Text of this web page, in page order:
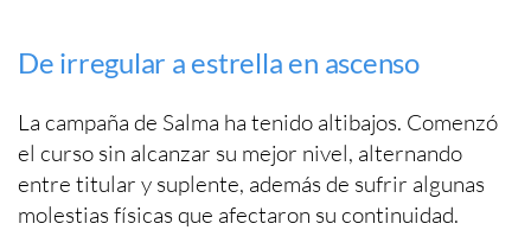
De irregular a estrella en ascenso
La campaña de Salma ha tenido altibajos. Comenzó
el curso sin alcanzar su mejor nivel, alternando
entre titular y suplente, además de sufrir algunas
molestias físicas que afectaron su continuidad.